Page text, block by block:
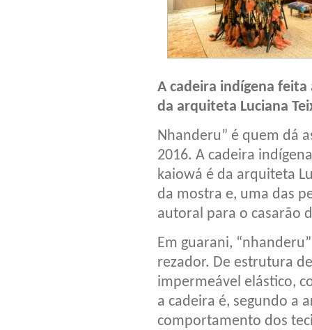
A cadeira indígena
da arquiteta Luciana
Nhanderu” é quem dá
2016. A cadeira
kaiowá é da arquiteta
da mostra e, uma das
autoral para o casarão
Em guarani,
rezador. De estrutura
impermeável elástico,
a cadeira é, segundo a
comportamento dos